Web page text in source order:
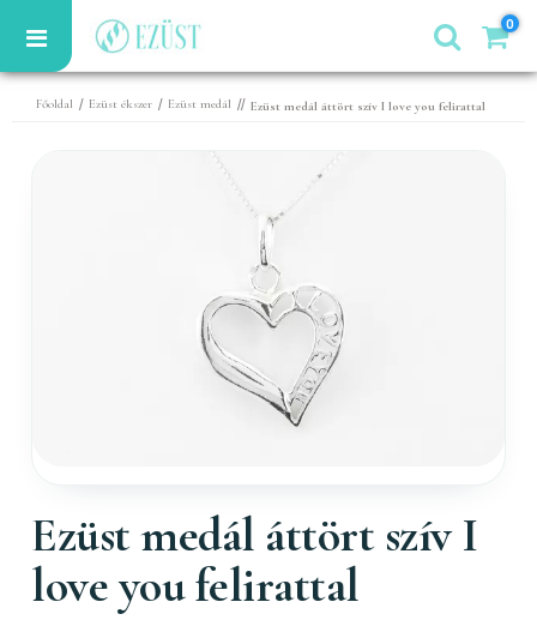
0
Főoldal / Ezüst ékszer / Ezüst medál // Ezüst medál áttört szív I love you felirattal
Ezüst medál áttört szív I
love you felirattal